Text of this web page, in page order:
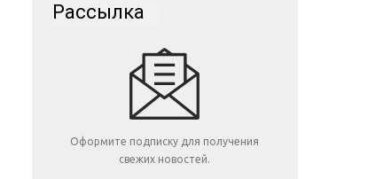
Рассылка
Оформите подписку для получения
свежих новостей.